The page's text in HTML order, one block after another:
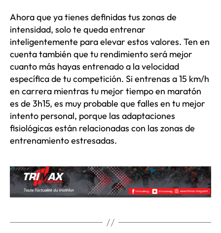
Ahora que ya tienes definidas tus zonas de
intensidad, solo te queda entrenar
inteligentemente para elevar estos valores. Ten en
cuenta también que tu rendimiento será mejor
cuanto más hayas entrenado a la velocidad
específica de tu competición. Si entrenas a 15 km/h
en carrera mientras tu mejor tiempo en maratón
es de 3h15, es muy probable que falles en tu mejor
intento personal, porque las adaptaciones
fisiológicas están relacionadas con las zonas de
entrenamiento estresadas.